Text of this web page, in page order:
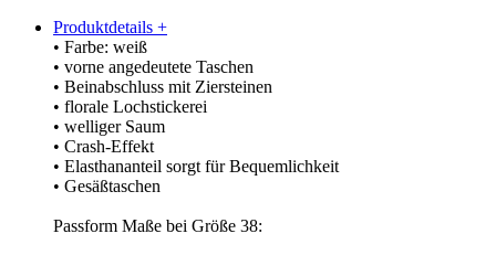
Produktdetails +
• Farbe: weiß
• vorne angedeutete Taschen
• Beinabschluss mit Ziersteinen
• florale Lochstickerei
• welliger Saum
• Crash-Effekt
• Elasthananteil sorgt für Bequemlichkeit
• Gesäßtaschen
Passform Maße bei Größe 38: